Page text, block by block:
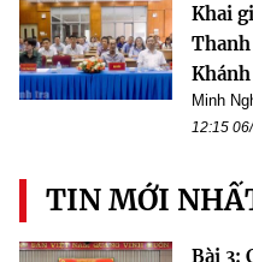
Khai
Minh
12:15
TIN MỚI
Bài 3: